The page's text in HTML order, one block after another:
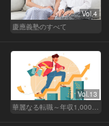
Vol.4
慶應義塾のすべて
Vol.13